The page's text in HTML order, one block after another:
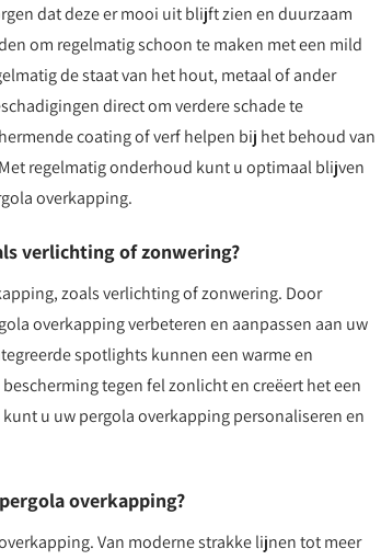
dat deze er mooi uit blijft zien en duurzaam
om regelmatig schoon te maken met een mild
de staat van het hout, metaal of ander
direct om verdere schade te
coating of verf helpen bij het behoud van
regelmatig onderhoud kunt u optimaal blijven
overkapping.
verlichting of zonwering?
zoals verlichting of zonwering. Door
overkapping verbeteren en aanpassen aan uw
spotlights kunnen een warme en
tegen fel zonlicht en creëert het een
u uw pergola overkapping personaliseren en
overkapping?
Van moderne strakke lijnen tot meer